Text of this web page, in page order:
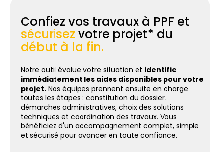
Confiez vos travaux à PPF et
sécurisez votre projet* du
début à la fin.
Notre outil évalue votre situation et identifie
immédiatement les aides disponibles pour votre
projet. Nos équipes prennent ensuite en charge
toutes les étapes : constitution du dossier,
démarches administratives, choix des solutions
techniques et coordination des travaux. Vous
bénéficiez d'un accompagnement complet, simple
et sécurisé pour avancer en toute confiance.